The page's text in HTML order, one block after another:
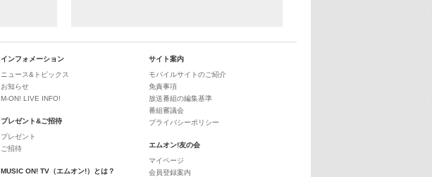
インフォメーション
ニュース&トピックス
お知らせ
M-ON! LIVE INFO!
プレゼント&ご招待
プレゼント
ご招待
MUSIC ON! TV（エムオン!）とは？
サイト案内
モバイルサイトのご紹介
免責事項
放送番組の編集基準
番組審議会
プライバシーポリシー
エムオン!友の会
マイページ
会員登録案内